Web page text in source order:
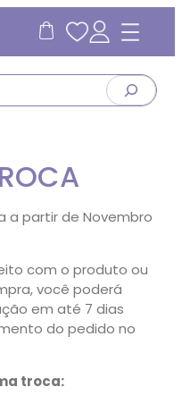
a partir de Novembro
com o produto ou
você poderá
em até 7 dias
do pedido no
troca: